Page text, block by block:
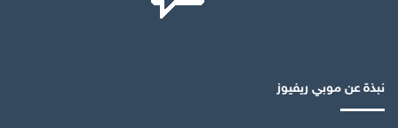
نبذة عن موبي ريفيوز